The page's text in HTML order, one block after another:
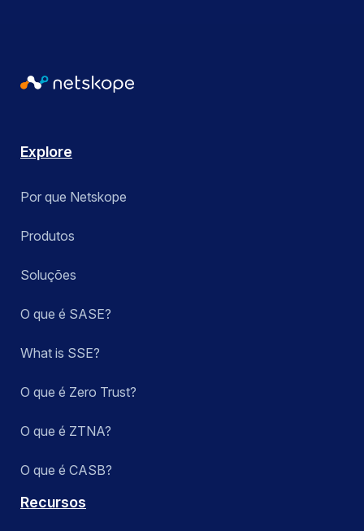
Explore
Por que Netskope
Produtos
Soluções
O que é SASE?
What is SSE?
O que é Zero Trust?
O que é ZTNA?
O que é CASB?
Recursos